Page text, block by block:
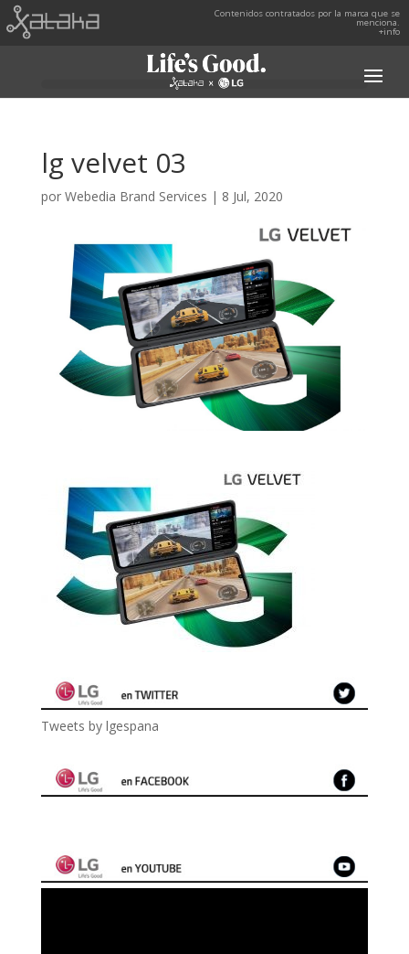
Contenidos contratados por la marca que se
menciona.
+info
lg velvet 03
por Webedia Brand Services | 8 Jul, 2020
Tweets by lgespana